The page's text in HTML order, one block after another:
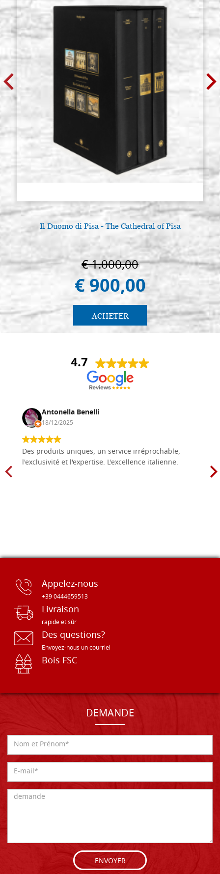
Il Duomo di Pisa - The Cathedral of Pisa
€ 1.000,00
€ 900,00
ACHETER
4.7
Antonella Benelli
18/12/2025
Des produits uniques, un service irréprochable,
l'exclusivité et l'expertise. L'excellence italienne.
Appelez-nous
+39 0444659513
Livraison
rapide et sûr
Des questions?
Envoyez-nous un courriel
Bois FSC
DEMANDE
ENVOYER